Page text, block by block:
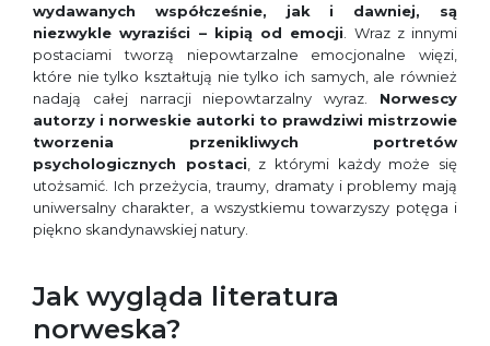
wydawanych współcześnie, jak i dawniej, są
niezwykle wyraziści – kipią od emocji . Wraz z innymi
postaciami tworzą niepowtarzalne emocjonalne więzi,
które nie tylko kształtują nie tylko ich samych, ale również
nadają całej narracji niepowtarzalny wyraz. Norwescy
autorzy i norweskie autorki to prawdziwi mistrzowie
tworzenia przenikliwych portretów
psychologicznych postaci , z którymi każdy może się
utożsamić. Ich przeżycia, traumy, dramaty i problemy mają
uniwersalny charakter, a wszystkiemu towarzyszy potęga i
piękno skandynawskiej natury.
Jak wygląda literatura
norweska?